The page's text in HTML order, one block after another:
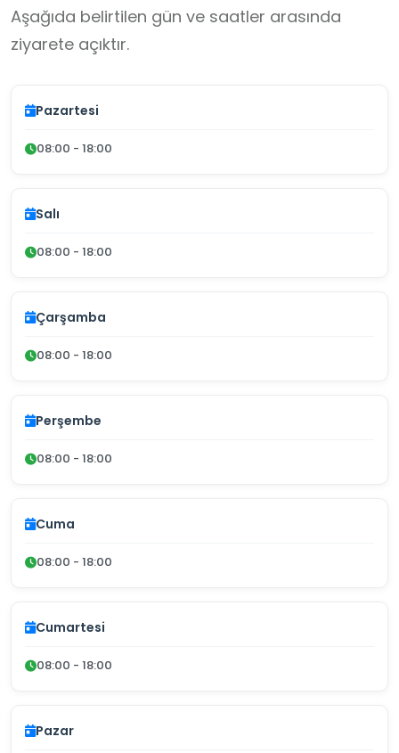
Aşağıda belirtilen gün ve saatler arasında
ziyarete açıktır.
Pazartesi
08:00 - 18:00
Salı
08:00 - 18:00
Çarşamba
08:00 - 18:00
Perşembe
08:00 - 18:00
Cuma
08:00 - 18:00
Cumartesi
08:00 - 18:00
Pazar